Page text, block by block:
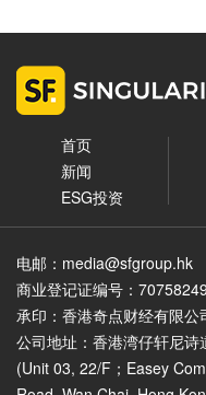
首页
新闻
ESG投资
电邮：media@sfgroup.hk
商业登记证编号：70758249
承印：香港奇点财经有限公
公司地址：香港湾仔轩尼
(Unit 03, 22/F；Easey